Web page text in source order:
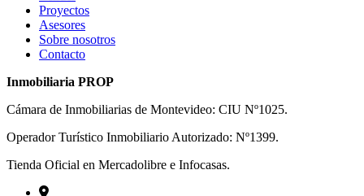
Proyectos
Asesores
Sobre nosotros
Contacto
Inmobiliaria PROP
Cámara de Inmobiliarias de Montevideo: CIU Nº1025.
Operador Turístico Inmobiliario Autorizado: Nº1399.
Tienda Oficial en Mercadolibre e Infocasas.